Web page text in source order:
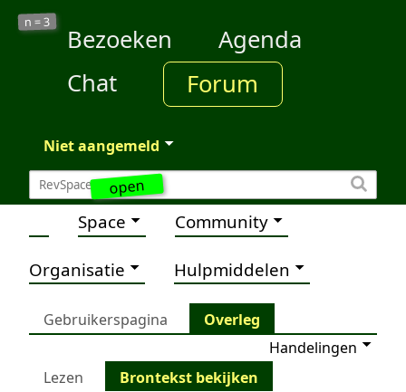
open
n =3
Bezoeken
Agenda
Chat
Forum
Niet aangemeld
Space Community
Organisatie Hulpmiddelen
Gebruikerspagina
Overleg
Handelingen
Lezen
Brontekst bekijken